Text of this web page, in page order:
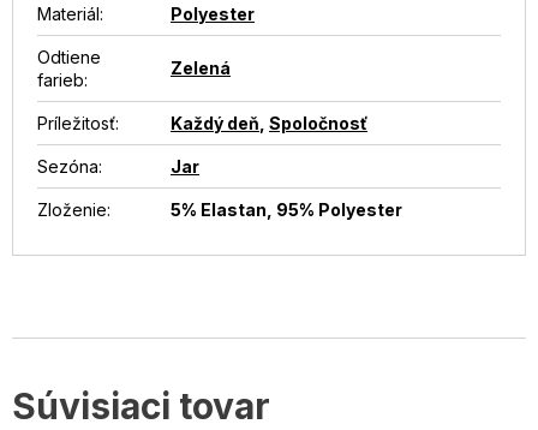
Súvisiaci tovar
Materiál: Polyester
Odtiene
farieb:
Zelená
Príležitosť: Každý deň Spoločnosť
Sezóna: Jar
Zloženie: 5% Elastan, 95% Polyester